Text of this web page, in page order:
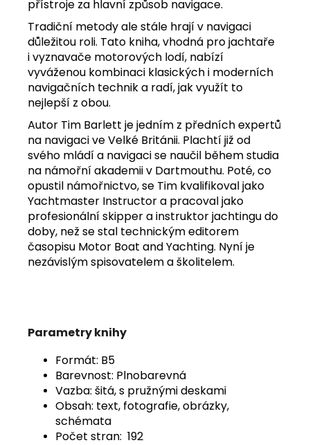
přístroje za hlavní způsob navigace.
Tradiční metody ale stále hrají v navigaci
důležitou roli. Tato kniha, vhodná pro jachtaře
i vyznavače motorových lodí, nabízí
vyváženou kombinaci klasických i moderních
navigačních technik a radí, jak využít to
nejlepší z obou.
Autor Tim Barlett je jedním z předních expertů
na navigaci ve Velké Británii. Plachtí již od
svého mládí a navigaci se naučil během studia
na námořní akademii v Dartmouthu. Poté, co
opustil námořnictvo, se Tim kvalifikoval jako
Yachtmaster Instructor a pracoval jako
profesionální skipper a instruktor jachtingu do
doby, než se stal technickým editorem
časopisu Motor Boat and Yachting. Nyní je
nezávislým spisovatelem a školitelem.
Parametry knihy
Formát: B5
Barevnost: Plnobarevná
Vazba: šitá, s pružnými deskami
Obsah: text, fotografie, obrázky,
schémata
Počet stran: 192